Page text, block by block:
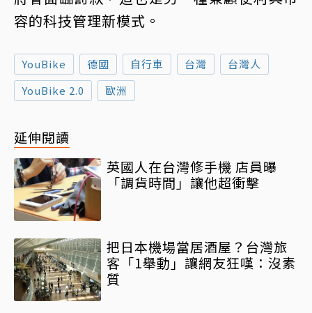
容的科技管理新模式。
YouBike 德國 自行車 台灣
台灣人
YouBike 2.0
歐洲
延伸閱讀
英國人在台灣修手機 店員曝
「調貨時間」讓他超衝擊
把日本機場當居酒屋？台灣旅
客「1舉動」讓網友狂嘆：沒素
質